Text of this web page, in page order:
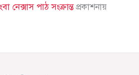
নেক্সাস পাঠ সংক্রান্তপ্রকাশনায়